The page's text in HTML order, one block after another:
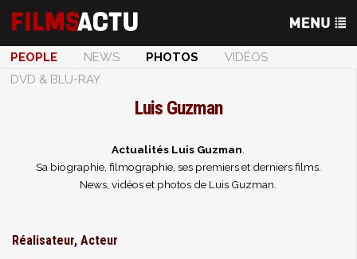
PEOPLE NEWS PHOTOS
VIDÉOS
DVD & BLU-RAY
Luis Guzman
Actualités Luis Guzman
Sa biographie, filmographie, ses premiers et derniers films.
News, vidéos et photos de Luis Guzman.
Réalisateur, Acteur